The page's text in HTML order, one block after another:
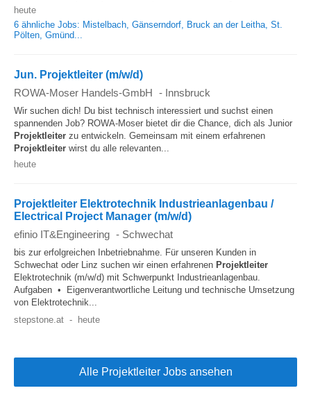
heute
6 ähnliche Jobs: Mistelbach, Gänserndorf, Bruck an der Leitha, St.
Pölten, Gmünd...
Jun. Projektleiter (m/w/d)
ROWA-Moser Handels-GmbH - Innsbruck
Wir suchen dich! Du bist technisch interessiert und suchst einen
spannenden Job? ROWA-Moser bietet dir die Chance, dich als Junior
Projektleiter zu entwickeln. Gemeinsam mit einem erfahrenen
Projektleiter wirst du alle relevanten...
heute
Projektleiter Elektrotechnik Industrieanlagenbau /
Electrical Project Manager (m/w/d)
efinio IT&Engineering - Schwechat
bis zur erfolgreichen Inbetriebnahme. Für unseren Kunden in
Schwechat oder Linz suchen wir einen erfahrenen Projektleiter
Elektrotechnik (m/w/d) mit Schwerpunkt Industrieanlagenbau.
Aufgaben • Eigenverantwortliche Leitung und technische Umsetzung
von Elektrotechnik...
stepstone.at - heute
Alle Projektleiter Jobs ansehen